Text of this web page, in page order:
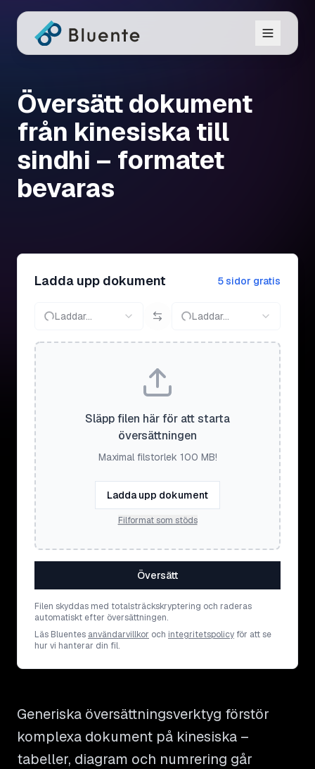
Översätt dokument
från kinesiska till
sindhi – formatet
bevaras
Ladda upp dokument 5 sidor gratis
Laddar... Laddar...
Släpp filen här för att starta
översättningen
Maximal filstorlek 100 MB!
Ladda upp dokument
Filformat som stöds
Översätt
Filen skyddas med totalsträckskryptering och raderas
automatiskt efter översättningen.
Läs Bluentes användarvillkor och integritetspolicy för att se
hur vi hanterar din fil.
Generiska översättningsverktyg förstör
komplexa dokument på kinesiska –
tabeller, diagram och numrering går